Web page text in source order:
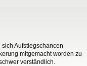
Aufstiegschancen
mitgemacht worden zu
verständlich.